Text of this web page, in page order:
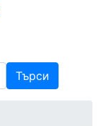
Търси